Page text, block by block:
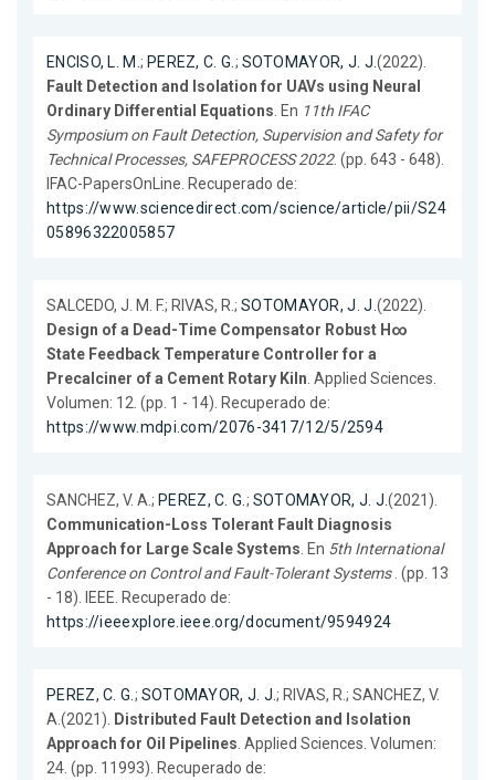
ENCISO, L. M.; PEREZ, C. G.; SOTOMAYOR, J. J.(2022).
Fault Detection and Isolation for UAVs using Neural
Ordinary Differential Equations. En 11th IFAC
Symposium on Fault Detection, Supervision and Safety for
Technical Processes, SAFEPROCESS 2022. (pp. 643 - 648).
IFAC-PapersOnLine. Recuperado de:
https://www.sciencedirect.com/science/article/pii/S24
05896322005857
SALCEDO, J. M. F.; RIVAS, R.; SOTOMAYOR, J. J.(2022).
Design of a Dead-Time Compensator Robust H∞
State Feedback Temperature Controller for a
Precalciner of a Cement Rotary Kiln. Applied Sciences.
Volumen: 12. (pp. 1 - 14). Recuperado de:
https://www.mdpi.com/2076-3417/12/5/2594
SANCHEZ, V. A.; PEREZ, C. G.; SOTOMAYOR, J. J.(2021).
Communication-Loss Tolerant Fault Diagnosis
Approach for Large Scale Systems. En 5th International
Conference on Control and Fault-Tolerant Systems. (pp. 13
- 18). IEEE. Recuperado de:
https://ieeexplore.ieee.org/document/9594924
PEREZ, C. G.; SOTOMAYOR, J. J.; RIVAS, R.; SANCHEZ, V.
A.(2021). Distributed Fault Detection and Isolation
Approach for Oil Pipelines. Applied Sciences. Volumen:
24. (pp. 11993). Recuperado de: